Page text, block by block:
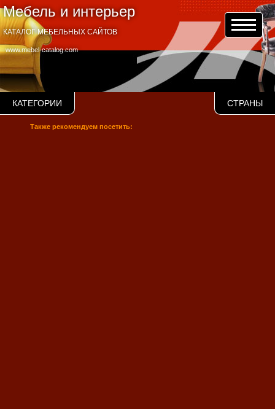
Мебель и интерьер
www.mebel-catalog.com
КАТАЛОГ МЕБЕЛЬНЫХ САЙТОВ
КАТЕГОРИИ СТРАНЫ
Также рекомендуем посетить: